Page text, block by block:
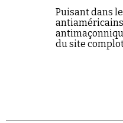
Revues
Puisant dans
du site